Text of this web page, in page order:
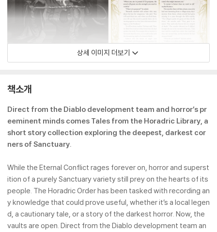
상세 이미지 더보기
책소개
Direct from the Diablo development team and horror’s pr
eeminent minds comes Tales from the Horadric Library, a
short story collection exploring the deepest, darkest cor
ners of Sanctuary.
While the Eternal Conflict rages forever on, horror and superst
ition of a purely Sanctuary variety still prey on the hearts of its
people. The Horadric Order has been tasked with recording an
y knowledge that could prove useful, whether it’s a local legen
d, a cautionary tale, or a story of the darkest horror. Now, the
vaults are open. Direct from the Diablo development team an